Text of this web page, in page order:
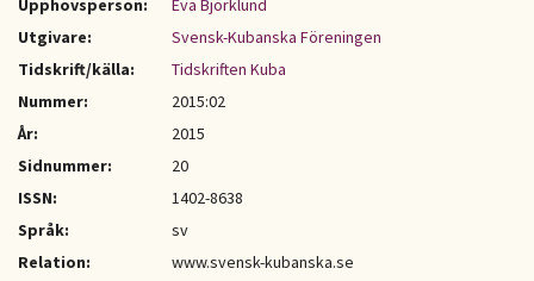
Upphovsperson:
Eva Björklund
Utgivare:
Svensk-Kubanska Föreningen
Tidskrift/källa:
Tidskriften Kuba
Nummer:
2015:02
År:
2015
Sidnummer:
20
ISSN:
1402-8638
Språk:
sv
Relation:
www.svensk-kubanska.se